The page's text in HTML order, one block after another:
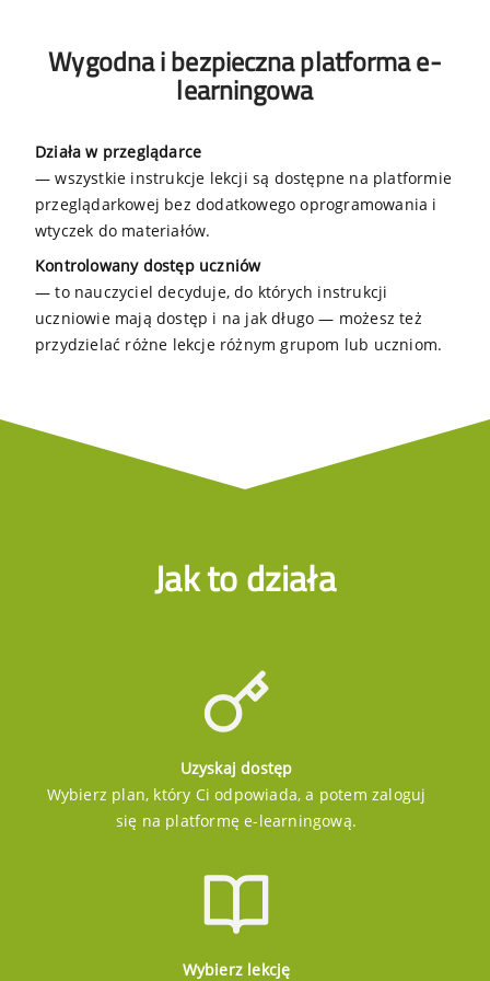
Wygodna i bezpieczna platforma e-
learningowa
Działa w przeglądarce
— wszystkie instrukcje lekcji są dostępne na platformie
przeglądarkowej bez dodatkowego oprogramowania i
wtyczek do materiałów.
Kontrolowany dostęp uczniów
— to nauczyciel decyduje, do których instrukcji
uczniowie mają dostęp i na jak długo — możesz też
przydzielać różne lekcje różnym grupom lub uczniom.
Jak to działa
Uzyskaj dostęp
Wybierz plan, który Ci odpowiada, a potem zaloguj
się na platformę e-learningową.
Wybierz lekcję